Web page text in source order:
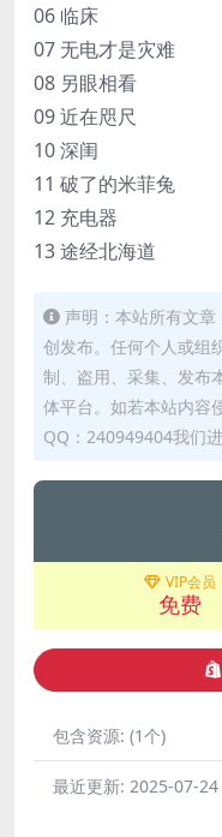
06 临床
07 无电才是灾难
08 另眼相看
09 近在咫尺
10 深闺
11 破了的米菲兔
12 充电器
13 途经北海道
声明：本站所有文
创发布。任何个人或组
制、盗用、采集、发布
体平台。如若本站内容
QQ：240949404我们进
VIP会员
免费
包含资源: (1个)
最近更新: 2025-07-24